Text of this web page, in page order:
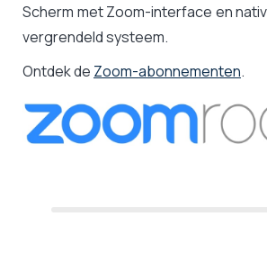
Scherm met Zoom-interface en
vergrendeld systeem.
Ontdek de Zoom-abonnementen.